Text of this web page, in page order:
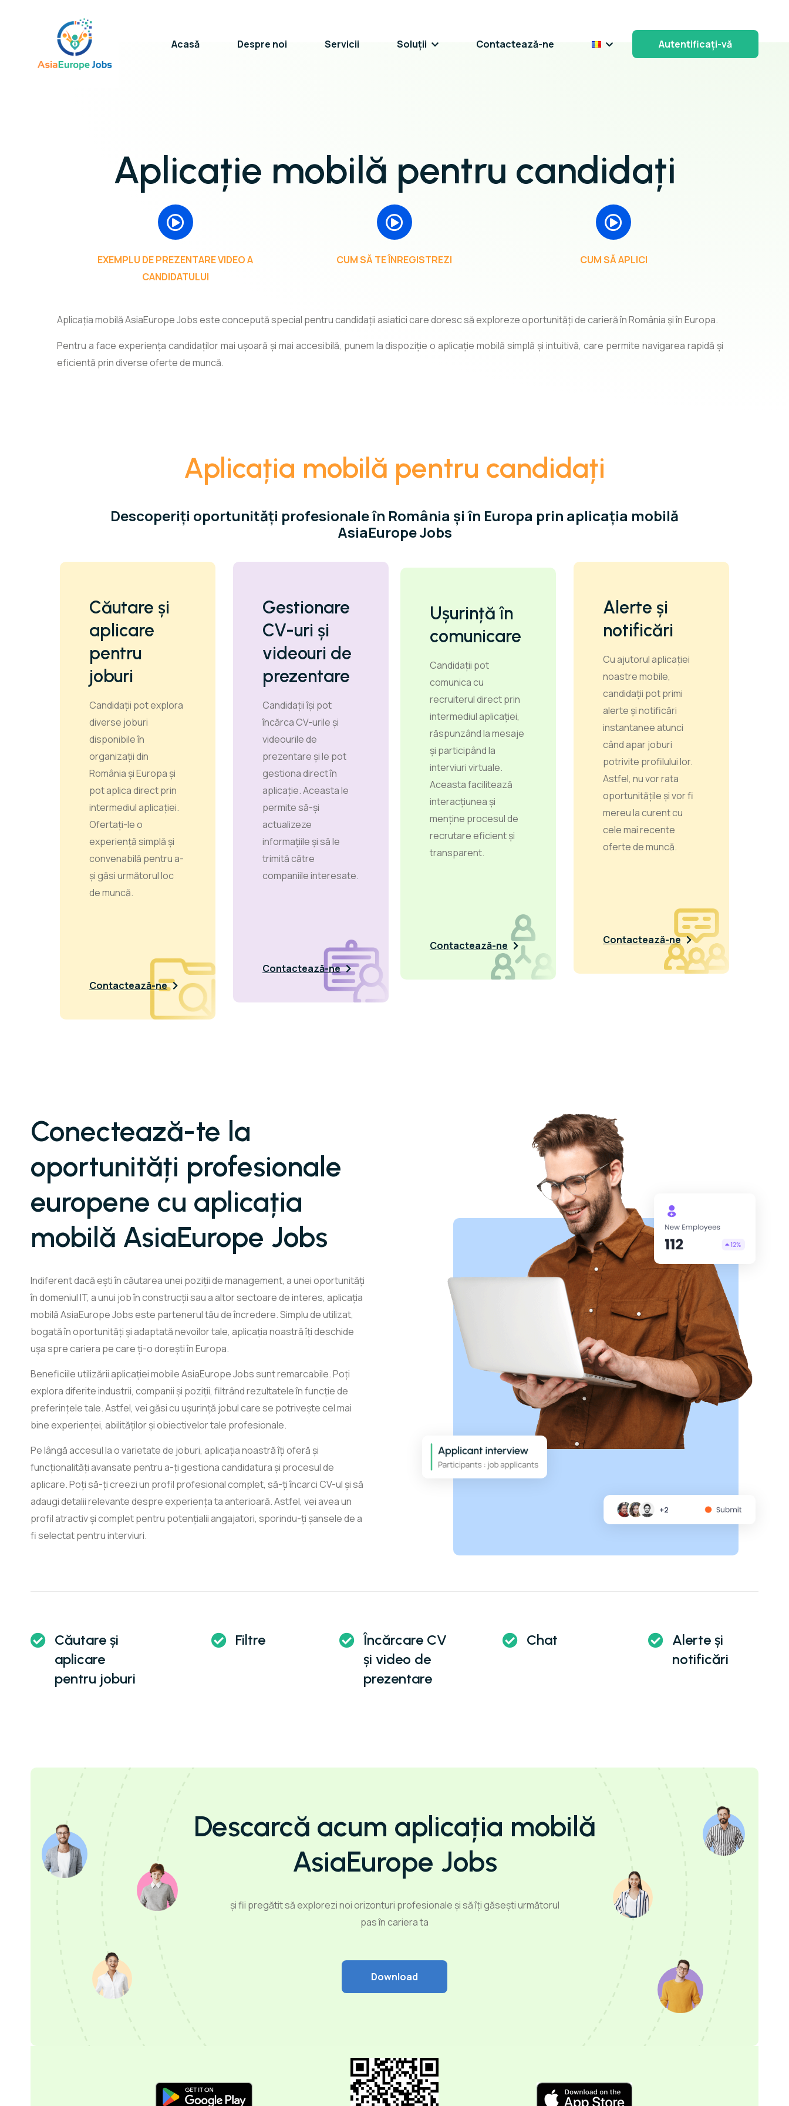
Acasă Despre noi Servicii Soluții Contactează-ne Autentificați-vă
Aplicație mobilă pentru candidați
EXEMPLU DE PREZENTARE VIDEO A
CANDIDATULUI
CUM SĂ TE ÎNREGISTREZI CUM SĂ APLICI
Aplicația mobilă AsiaEurope Jobs este concepută special pentru candidații asiatici care doresc să exploreze oportunități de carieră în România și în Europa.
Pentru a face experiența candidaților mai ușoară și mai accesibilă, punem la dispoziție o aplicație mobilă simplă și intuitivă, care permite navigarea rapidă și
eficientă prin diverse oferte de muncă.
Aplicația mobilă pentru candidați
Descoperiți oportunități profesionale în România și în Europa prin aplicația mobilă
AsiaEurope Jobs
Căutare și
aplicare
pentru
joburi
Candidații pot explora
diverse joburi
disponibile în
organizații din
România și Europa și
pot aplica direct prin
intermediul aplicației.
Ofertați-le o
experiență simplă și
convenabilă pentru a-
și găsi următorul loc
de muncă.
Contactează-ne
Gestionare
CV-uri și
videouri de
prezentare
Candidații își pot
încărca CV-urile și
videourile de
prezentare și le pot
gestiona direct în
aplicație. Aceasta le
permite să-și
actualizeze
informațiile și să le
trimită către
companiile interesate.
Contactează-ne
Ușurință în
comunicare
Candidații pot
comunica cu
recruiterul direct prin
intermediul aplicației,
răspunzând la mesaje
și participând la
interviuri virtuale.
Aceasta facilitează
interacțiunea și
menține procesul de
recrutare eficient și
transparent.
Contactează-ne
Alerte și
notificări
Cu ajutorul aplicației
noastre mobile,
candidații pot primi
alerte și notificări
instantanee atunci
când apar joburi
potrivite profilului lor.
Astfel, nu vor rata
oportunitățile și vor fi
mereu la curent cu
cele mai recente
oferte de muncă.
Contactează-ne
Conectează-te la
oportunități profesionale
europene cu aplicația
mobilă AsiaEurope Jobs
Indiferent dacă ești în căutarea unei poziții de management, a unei oportunități
în domeniul IT, a unui job în construcții sau a altor sectoare de interes, aplicația
mobilă AsiaEurope Jobs este partenerul tău de încredere. Simplu de utilizat,
bogată în oportunități și adaptată nevoilor tale, aplicația noastră îți deschide
ușa spre cariera pe care ți-o dorești în Europa.
Beneficiile utilizării aplicației mobile AsiaEurope Jobs sunt remarcabile. Poți
explora diferite industrii, companii și poziții, filtrând rezultatele în funcție de
preferințele tale. Astfel, vei găsi cu ușurință jobul care se potrivește cel mai
bine experienței, abilităților și obiectivelor tale profesionale.
Pe lângă accesul la o varietate de joburi, aplicația noastră îți oferă și
funcționalități avansate pentru a-ți gestiona candidatura și procesul de
aplicare. Poți să-ți creezi un profil profesional complet, să-ți încarci CV-ul și să
adaugi detalii relevante despre experiența ta anterioară. Astfel, vei avea un
profil atractiv și complet pentru potențialii angajatori, sporindu-ți șansele de a
fi selectat pentru interviuri.
Căutare și
aplicare
pentru joburi
Filtre
Încărcare CV
și video de
prezentare
Chat
Alerte și
notificări
Descarcă acum aplicația mobilă
AsiaEurope Jobs
și fii pregătit să explorezi noi orizonturi profesionale și să îți găsești următorul
pas în cariera ta
Download